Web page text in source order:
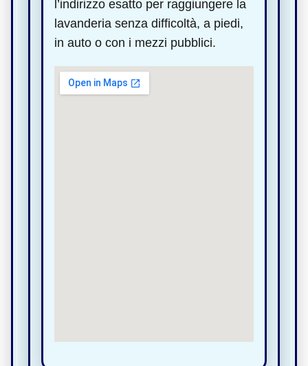
l’indirizzo esatto per raggiungere la
lavanderia senza difficoltà, a piedi,
in auto o con i mezzi pubblici.